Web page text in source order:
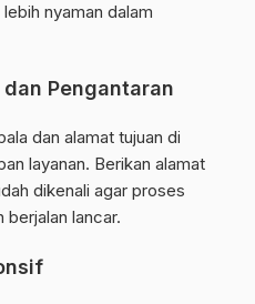
nyaman dalam
Pengantaran
dan alamat tujuan di
layanan. Berikan alamat
dikenali agar proses
berjalan lancar.